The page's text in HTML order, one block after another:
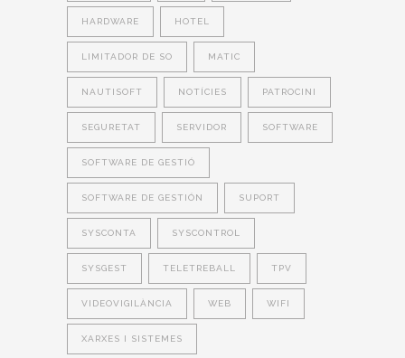
HARDWARE HOTEL
LIMITADOR DE SO MATIC
NAUTISOFT NOTÍCIES PATROCINI
SEGURETAT SERVIDOR SOFTWARE
SOFTWARE DE GESTIÓ
SOFTWARE DE GESTIÓN SUPORT
SYSCONTA SYSCONTROL
SYSGEST TELETREBALL TPV
VIDEOVIGILÀNCIA WEB WIFI
XARXES I SISTEMES